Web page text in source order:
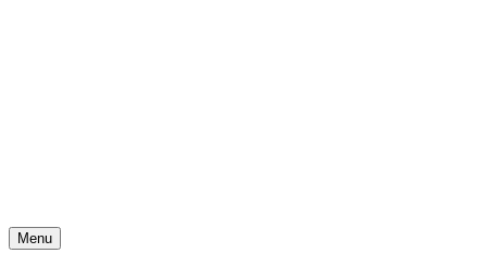
Menu